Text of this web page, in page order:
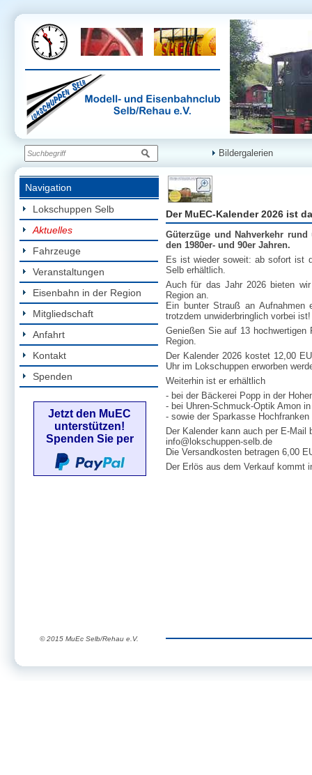
Bildergalerien
Navigation
Lokschuppen Selb
Aktuelles
Fahrzeuge
Veranstaltungen
Eisenbahn in der Region
Mitgliedschaft
Anfahrt
Kontakt
Spenden
Jetzt den MuEC
unterstützen!
Spenden Sie per
Der MuEC-Kalender 2026 ist da
Güterzüge und Nahverkehr
den 1980er- und 90er Jahren.
Es ist wieder soweit: ab sofort ist
Selb erhältlich.
Auch für das Jahr 2026 bieten
Region an.
Ein bunter Strauß an
trotzdem unwiderbringlich vorbei ist!
Genießen Sie auf 13
Region.
Der Kalender 2026 kostet 12,00
Uhr im Lokschuppen erworben
Weiterhin ist er erhältlich
- bei der Bäckerei Popp in der
- bei Uhren-Schmuck-Optik Amon
- sowie der Sparkasse
Der Kalender kann auch per E-Mail
info@lokschuppen-selb.de
Die Versandkosten betragen 6,00
Der Erlös aus dem Verkauf kommt
© 2015 MuEc Selb/Rehau e.V.